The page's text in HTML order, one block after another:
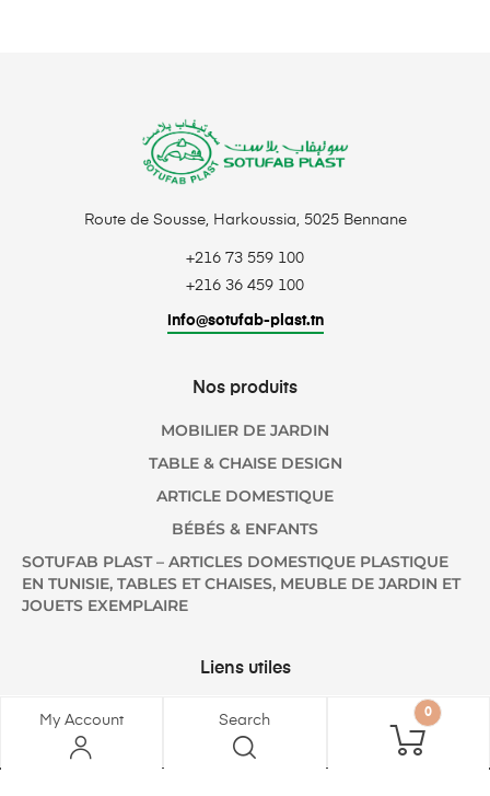
Route de Sousse, Harkoussia, 5025 Bennane
+216 73 559 100
+216 36 459 100
info@sotufab-plast.tn
Nos produits
MOBILIER DE JARDIN
TABLE & CHAISE DESIGN
ARTICLE DOMESTIQUE
BÉBÉS & ENFANTS
SOTUFAB PLAST – ARTICLES DOMESTIQUE PLASTIQUE
EN TUNISIE, TABLES ET CHAISES, MEUBLE DE JARDIN ET
JOUETS EXEMPLAIRE
Liens utiles
A PROPOS
B2B
My Account Search 0